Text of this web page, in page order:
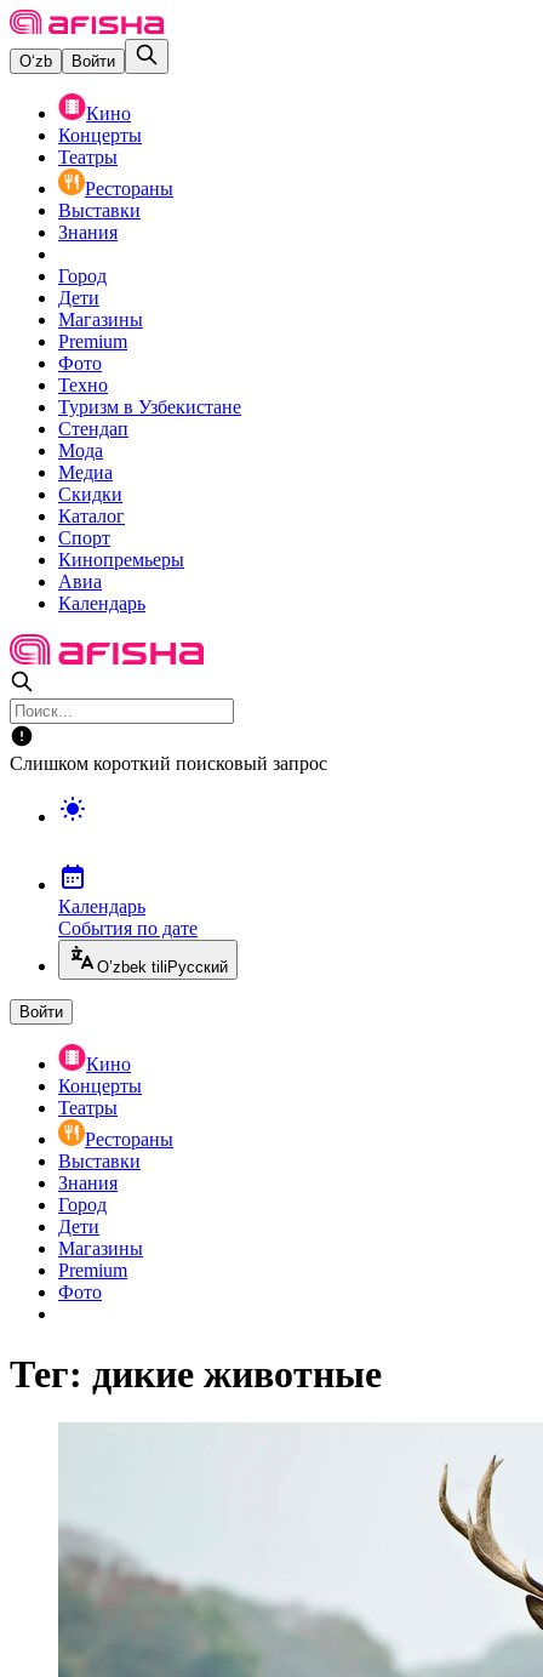
O‘zb Войти
Кино
Концерты
Театры
Рестораны
Выставки
Знания
Город
Дети
Магазины
Premium
Фото
Техно
Туризм в Узбекистане
Стендап
Мода
Медиа
Скидки
Каталог
Спорт
Кинопремьеры
Авиа
Календарь
Слишком короткий поисковый запрос
Календарь
События по дате
O’zbek tili Русский
Войти
Кино
Концерты
Театры
Рестораны
Выставки
Знания
Город
Дети
Магазины
Premium
Фото
Тег: дикие животные